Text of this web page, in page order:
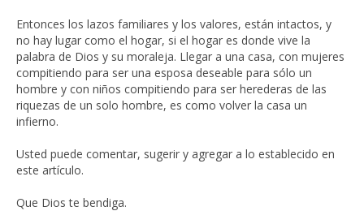
Entonces los lazos familiares y los valores, están intactos, y
no hay lugar como el hogar, si el hogar es donde vive la
palabra de Dios y su moraleja. Llegar a una casa, con mujeres
compitiendo para ser una esposa deseable para sólo un
hombre y con niños compitiendo para ser herederas de las
riquezas de un solo hombre, es como volver la casa un
infierno.
Usted puede comentar, sugerir y agregar a lo establecido en
este artículo.
Que Dios te bendiga.